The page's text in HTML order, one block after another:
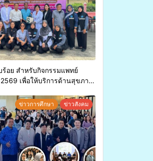
ร้อย สำหรับกิจกรรมแพทย์
เพื่อให้บริการด้านสุขภาพ
ข่าวการศึกษา ข่าวสังคม